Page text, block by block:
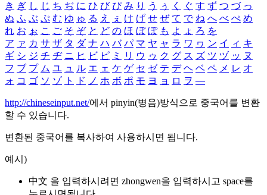
き ぎ し じ ち ぢ に ひ び ぴ み り う ぅ く ぐ す ず つ づ っ
ぬ ふ ぶ ぷ む ゆ ゅ る え ぇ け げ せ ぜ て で ね へ べ ぺ め
れ お ぉ こ ご そ ぞ と ど の ほ ぼ ぽ も よ ょ ろ を
ア ァ カ サ ザ タ ダ ナ ハ バ パ マ ヤ ャ ラ ワ ヮ ン イ ィ キ
ギ シ ジ チ ヂ ニ ヒ ビ ピ ミ リ ウ ゥ ク グ ス ズ ツ ヅ ッ ヌ
フ ブ プ ム ユ ュ ル エ ェ ケ ゲ セ ゼ テ デ ヘ ベ ペ メ レ オ
ォ コ ゴ ソ ゾ ト ド ノ ホ ボ ポ モ ヨ ョ ロ ヲ ―
http://chineseinput.net/에서 pinyin(병음)방식으로 중국어를 변환
할 수 있습니다.
변환된 중국어를 복사하여 사용하시면 됩니다.
예시)
中文 을 입력하시려면 zhongwen을 입력하시고 space를